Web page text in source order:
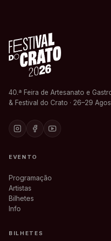
40.ª Feira de Artesanato e
& Festival do Crato · 26–29
EVENTO
Programação
Artistas
Bilhetes
Info
BILHETES